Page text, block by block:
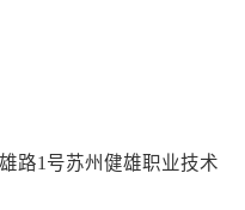
路1号苏州健雄职业技术